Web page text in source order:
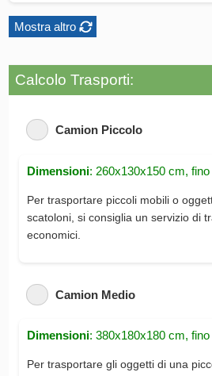
Mostra altro
Calcolo Trasporti:
Camion Piccolo
Dimensioni: 260x130x150 cm,
Per trasportare piccoli mobili o
scatoloni, si consiglia un servizio di
economici.
Camion Medio
Dimensioni: 380x180x180 cm,
Per trasportare gli oggetti di una